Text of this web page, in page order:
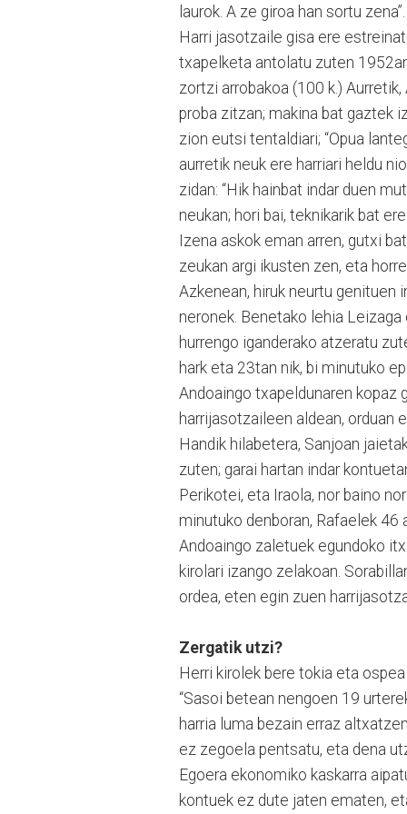
laurok. A ze giroa han sortu zena”.
Harri jasotzaile gisa ere
txapelketa antolatu zuten
zortzi arrobakoa (100 k.)
proba zitzan; makina bat gaztek
zion eutsi tentaldiari; “Opua
aurretik neuk ere harriari heldu
zidan: “Hik hainbat indar duen
neukan; hori bai, teknikarik bat ere
Izena askok eman arren, gutxi
zeukan argi ikusten zen, eta
Azkenean, hiruk neurtu genituen
neronek. Benetako lehia
hurrengo iganderako atzeratu
hark eta 23tan nik, bi minutuko
Andoaingo txapeldunaren kopaz
harrijasotzaileen aldean,
Handik hilabetera, Sanjoan
zuten; garai hartan indar
Perikotei, eta Iraola, nor baino
minutuko denboran, Rafaelek 46
Andoaingo zaletuek egundoko
kirolari izango zelakoan.
ordea, eten egin zuen
Zergatik utzi?
Herri kirolek bere tokia eta
“Sasoi betean nengoen 19
harria luma bezain erraz
ez zegoela pentsatu, eta dena
Egoera ekonomiko kaskarra
kontuek ez dute jaten ematen,